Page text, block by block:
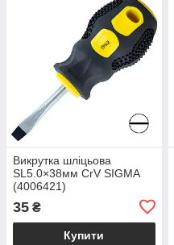
Викрутка шліцьова
SL5.0×38мм CrV SIGMA
(4006421)
35 ₴
Купити